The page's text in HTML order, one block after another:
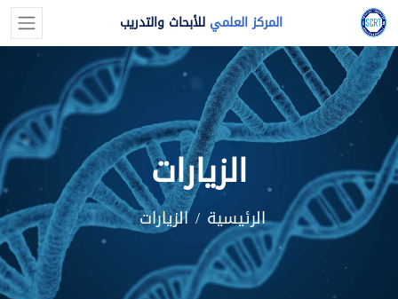
المركز العلمي للأبحاث والتدريب
الزيارات
الرئيسية الزيارات